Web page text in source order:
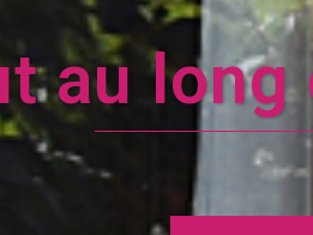
end,